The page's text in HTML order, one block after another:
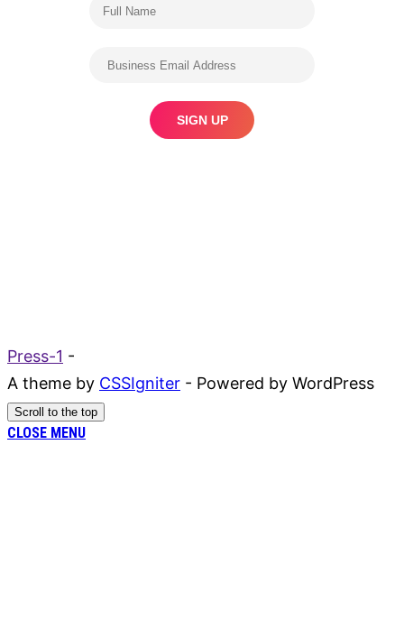
Press-1 -
A theme by CSSIgniter - Powered by WordPress
Scroll to the top
CLOSE MENU